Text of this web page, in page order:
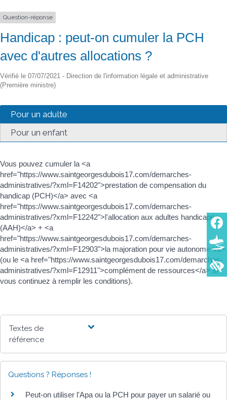
Question-réponse
Handicap : peut-on cumuler la PCH
avec d'autres allocations ?
Vérifié le 07/07/2021 - Direction de l'information légale et administrative
(Première ministre)
Pour un adulte
Pour un enfant
Vous pouvez cumuler la <a
href="https://www.saintgeorgesdubois17.com/demarches-
administratives/?xml=F14202">prestation de compensation du
handicap (PCH)</a> avec <a
href="https://www.saintgeorgesdubois17.com/demarches-
administratives/?xml=F12242">l'allocation aux adultes handicapés
(AAH)</a> + <a
href="https://www.saintgeorgesdubois17.com/demarches-
administratives/?xml=F12903">la majoration pour vie autonome</a>
(ou le <a href="https://www.saintgeorgesdubois17.com/demarches-
administratives/?xml=F12911">complément de ressources</a> si
vous continuez à remplir les conditions).
Textes de
référence
Questions ? Réponses !
Peut-on utiliser l'Apa ou la PCH pour payer un salarié ou